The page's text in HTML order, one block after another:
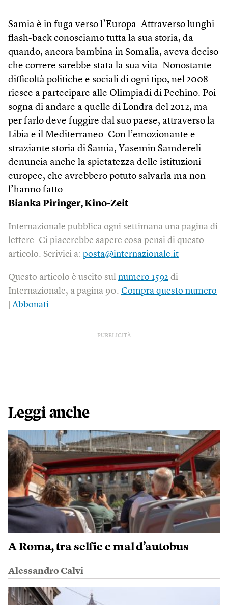
Samia è in fuga verso l’Europa. Attraverso lunghi
flash-back conosciamo tutta la sua storia, da
quando, ancora bambina in Somalia, aveva deciso
che correre sarebbe stata la sua vita. Nonostante
difficoltà politiche e sociali di ogni tipo, nel 2008
riesce a partecipare alle Olimpiadi di Pechino. Poi
sogna di andare a quelle di Londra del 2012, ma
per farlo deve fuggire dal suo paese, attraverso la
Libia e il Mediterraneo. Con l’emozionante e
straziante storia di Samia, Yasemin Samdereli
denuncia anche la spietatezza delle istituzioni
europee, che avrebbero potuto salvarla ma non
l’hanno fatto.
Bianka Piringer, Kino-Zeit
Internazionale pubblica ogni settimana una pagina di
lettere. Ci piacerebbe sapere cosa pensi di questo
articolo. Scrivici a: posta@internazionale.it
Questo articolo è uscito sul numero 1592 di
Internazionale, a pagina 90. Compra questo numero
Abbonati
PUBBLICITÀ
Leggi anche
A Roma, tra selfie e mal d’autobus
Alessandro Calvi